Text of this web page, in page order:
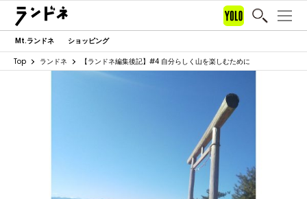
Mt.ランドネ ショッピング
Top ランドネ 【ランドネ編集後記】#4 自分らしく山を楽しむために